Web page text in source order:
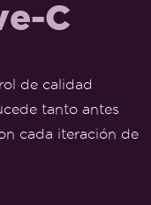
C
de calidad
tanto antes
cada iteración de